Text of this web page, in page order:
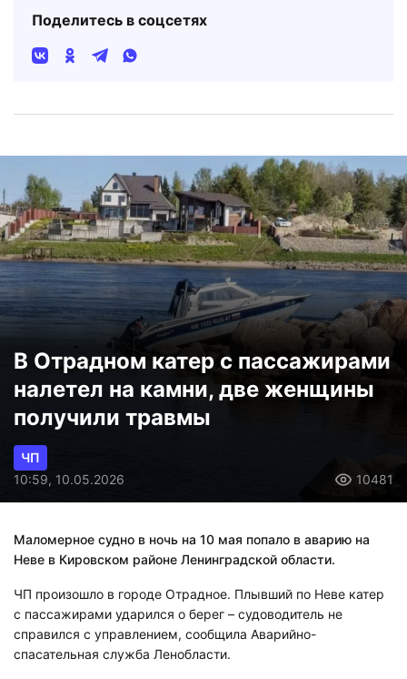
Поделитесь в соцсетях
В Отрадном катер с пассажирами
налетел на камни, две женщины
получили травмы
ЧП
10:59, 10.05.2026
10481
Маломерное судно в ночь на 10 мая попало в аварию на
Неве в Кировском районе Ленинградской области.
ЧП произошло в городе Отрадное. Плывший по Неве катер
с пассажирами ударился о берег – судоводитель не
справился с управлением, сообщила Аварийно-
спасательная служба Ленобласти.